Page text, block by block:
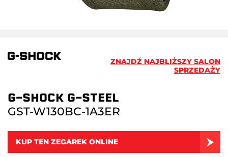
ZNAJDŹ NAJBLIŻSZY SALON
SPRZEDAŻY
G-SHOCK G-STEEL
GST-W130BC-1A3ER
KUP TEN ZEGAREK ONLINE